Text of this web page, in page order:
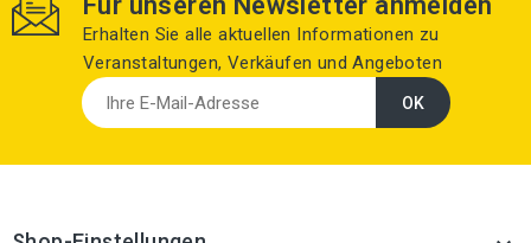
Erhalten Sie alle aktuellen Informationen zu
Veranstaltungen, Verkäufen und Angeboten